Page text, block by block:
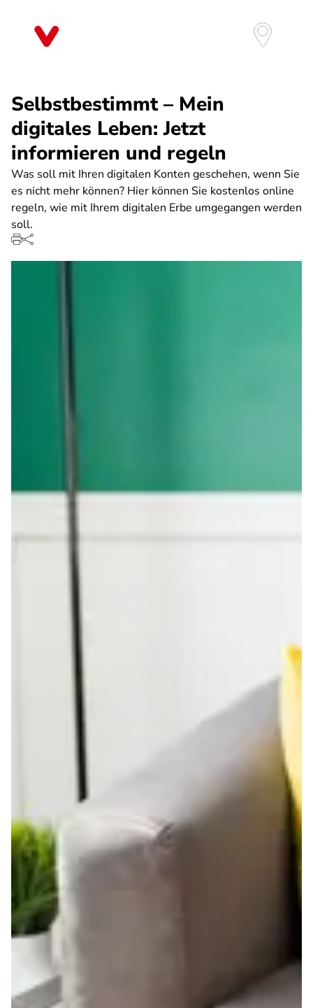
Selbstbestimmt – Mein
digitales Leben: Jetzt
informieren und regeln
Was soll mit Ihren digitalen Konten geschehen, wenn Sie
es nicht mehr können? Hier können Sie kostenlos online
regeln, wie mit Ihrem digitalen Erbe umgegangen werden
soll.